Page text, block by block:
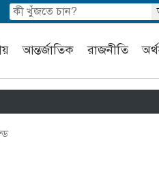
আন্তর্জাতিক রাজনীতি